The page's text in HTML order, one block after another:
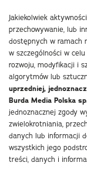
Jakiekolwiek
przechowywanie, lub
dostępnych w ramach
w szczególności w
rozwoju, modyfikacji i
algorytmów lub
uprzedniej,
Burda Media Polska
jednoznacznej zgody
zwielokrotniania,
danych lub informacji
wszystkich jego
treści, danych i